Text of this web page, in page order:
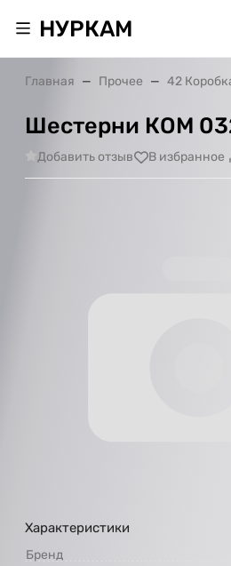
НУРКАМ
Главная Прочее 42
Шестерни КОМ
Добавить отзыв В избранное
Характеристики
Бренд